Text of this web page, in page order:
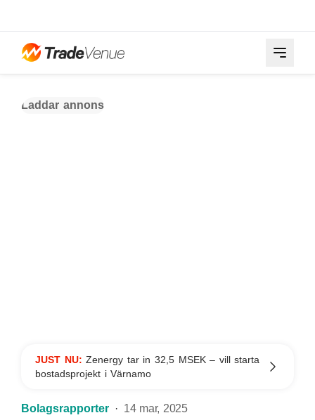
Laddar annons
JUST NU:Zenergy tar in 32,5 MSEK – vill starta
bostadsprojekt i Värnamo
Bolagsrapporter 14 mar, 2025